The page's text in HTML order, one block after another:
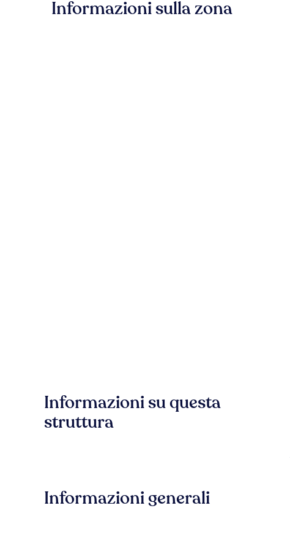
Informazioni sulla zona
Informazioni su questa
struttura
Informazioni generali